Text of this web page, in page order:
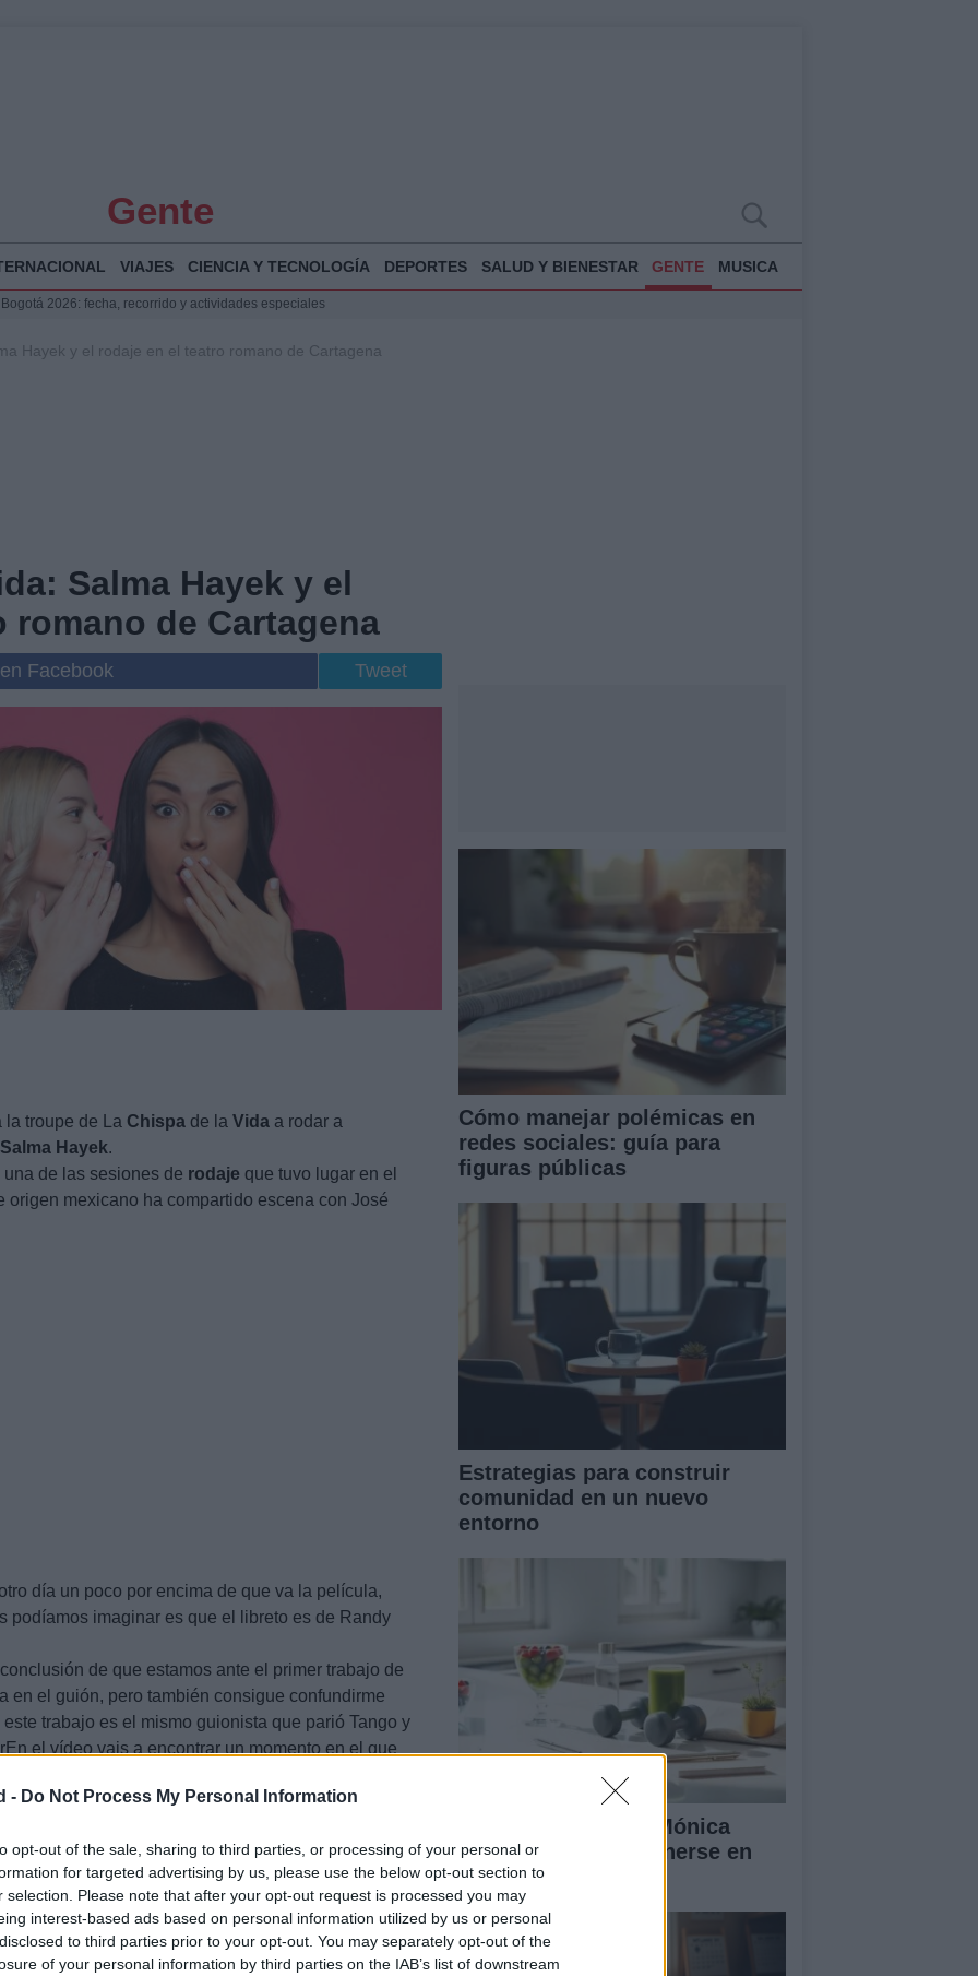
- Do Not Process My Personal Information
opt-out of the sale, sharing to third parties, or processing of your personal or
for targeted advertising by us, please use the below opt-out section to
selection. Please note that after your opt-out request is processed you may
interest-based ads based on personal information utilized by us or personal
to third parties prior to your opt-out. You may separately opt-out of the
of your personal information by third parties on the IAB’s list of downstream
Gente
VIAJES CIENCIA Y TECNOLOGÍA DEPORTES SALUD Y BIENESTAR GENTE MUSICA
2026: fecha, recorrido y actividades especiales
Illa Plana: Menorca apuesta por el deporte náutico sostenible
Hayek y el rodaje en el teatro romano de Cartagena
Salma Hayek y el
romano de Cartagena
Facebook Tweet
troupe de La Chispa de la Vida a rodar a
Salma Hayek.
de las sesiones de rodaje que tuvo lugar en el
origen mexicano ha compartido escena con José
día un poco por encima de que va la película,
podíamos imaginar es que el libreto es de Randy
de que estamos ante el primer trabajo de
en el guión, pero también consigue confundirme
trabajo es el mismo guionista que parió Tango y
el vídeo vais a encontrar un momento en el que
apunta sus cámaras hacia el lugar en el que
escena.
Cómo manejar polémicas en
redes sociales: guía para
figuras públicas
Estrategias para construir
comunidad en un nuevo
entorno
La rutina diaria de Mónica
Naranjo para mantenerse en
forma y feliz